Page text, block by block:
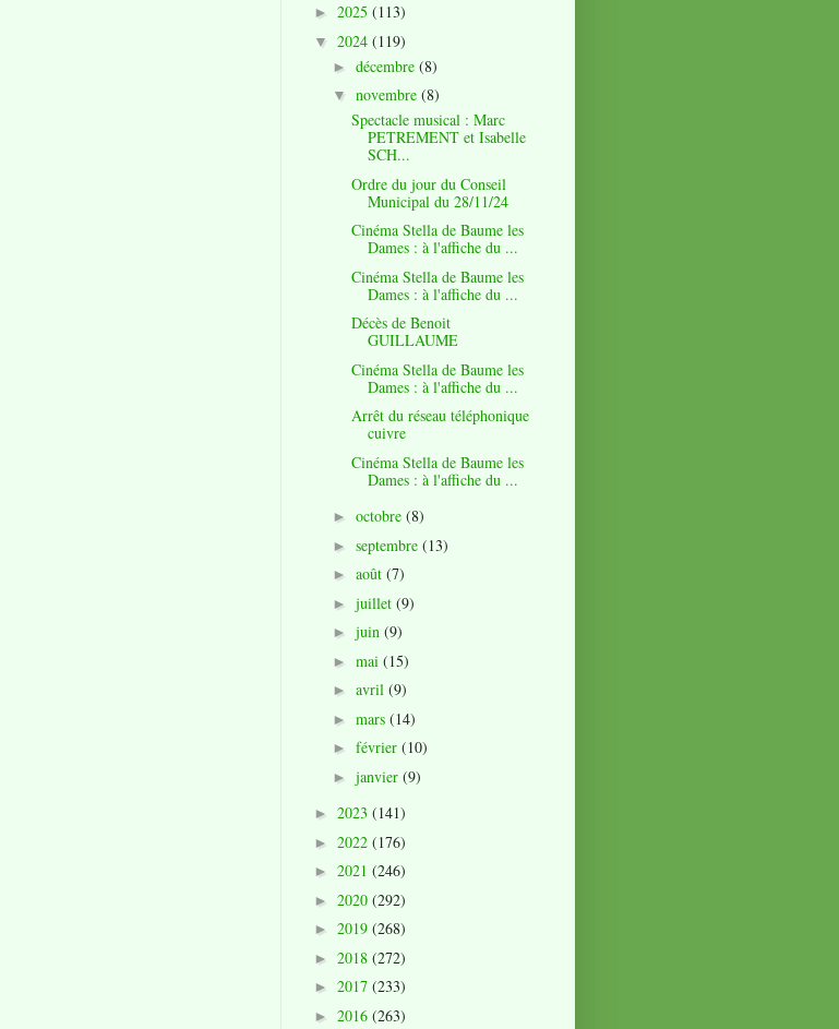
► 2025 (113)
▼ 2024 (119)
► décembre (8)
▼ novembre (8)
Spectacle musical : Marc
PETREMENT et Isabelle
SCH...
Ordre du jour du Conseil
Municipal du 28/11/24
Cinéma Stella de Baume les
Dames : à l'affiche du ...
Cinéma Stella de Baume les
Dames : à l'affiche du ...
Décès de Benoit
GUILLAUME
Cinéma Stella de Baume les
Dames : à l'affiche du ...
Arrêt du réseau téléphonique
cuivre
Cinéma Stella de Baume les
Dames : à l'affiche du ...
► octobre (8)
► septembre (13)
► août (7)
► juillet (9)
► juin (9)
► mai (15)
► avril (9)
► mars (14)
► février (10)
► janvier (9)
► 2023 (141)
► 2022 (176)
► 2021 (246)
► 2020 (292)
► 2019 (268)
► 2018 (272)
► 2017 (233)
► 2016 (263)